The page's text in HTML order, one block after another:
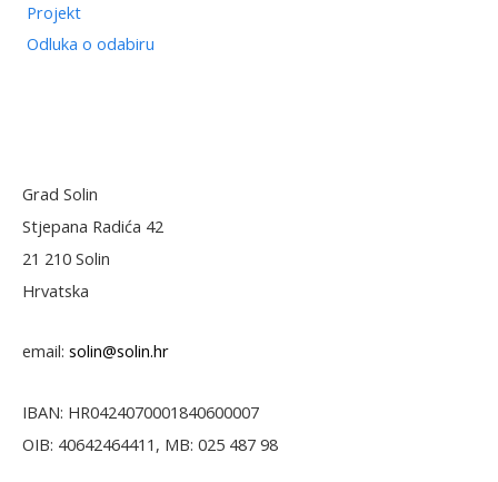
Projekt
Odluka o odabiru
Grad Solin
Stjepana Radića 42
21 210 Solin
Hrvatska
email: solin@solin.hr
IBAN: HR0424070001840600007
OIB: 40642464411, MB: 025 487 98